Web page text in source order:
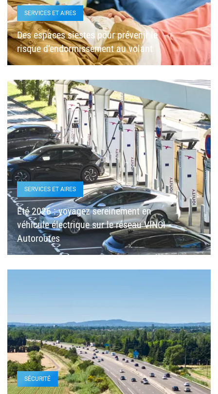
SERVICES ET AIRES
Des espaces siestes pour prévenir le
risque d’endormissement au volant
SERVICES ET AIRES
Eté 2026 : voyagez sereinement en
véhicule électrique sur le réseau VINCI
Autoroutes
SÉCURITÉ